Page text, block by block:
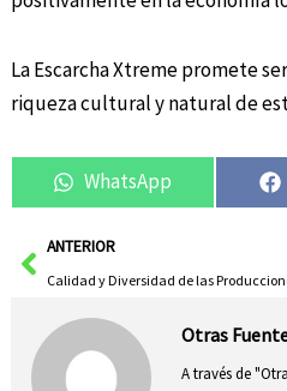
La Escarcha Xtreme promete
riqueza cultural y natural de
WhatsApp
AntANTERIOR
Otras
A través de